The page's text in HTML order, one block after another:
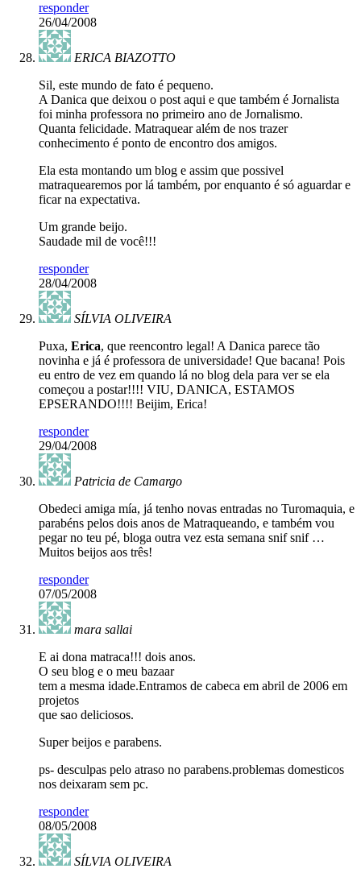
responder
26/04/2008
ERICA BIAZOTTO
Sil, este mundo de fato é pequeno.
A Danica que deixou o post aqui e que também é Jornalista
foi minha professora no primeiro ano de Jornalismo.
Quanta felicidade. Matraquear além de nos trazer
conhecimento é ponto de encontro dos amigos.
Ela esta montando um blog e assim que possivel
matraquearemos por lá também, por enquanto é só aguardar e
ficar na expectativa.
Um grande beijo.
Saudade mil de você!!!
responder
28/04/2008
SÍLVIA OLIVEIRA
Puxa, Erica, que reencontro legal! A Danica parece tão
novinha e já é professora de universidade! Que bacana! Pois
eu entro de vez em quando lá no blog dela para ver se ela
começou a postar!!!! VIU, DANICA, ESTAMOS
EPSERANDO!!!! Beijim, Erica!
responder
29/04/2008
Patricia de Camargo
Obedeci amiga mía, já tenho novas entradas no Turomaquia, e
parabéns pelos dois anos de Matraqueando, e também vou
pegar no teu pé, bloga outra vez esta semana snif snif …
Muitos beijos aos três!
responder
07/05/2008
mara sallai
E ai dona matraca!!! dois anos.
O seu blog e o meu bazaar
tem a mesma idade.Entramos de cabeca em abril de 2006 em
projetos
que sao deliciosos.
Super beijos e parabens.
ps- desculpas pelo atraso no parabens.problemas domesticos
nos deixaram sem pc.
responder
08/05/2008
SÍLVIA OLIVEIRA